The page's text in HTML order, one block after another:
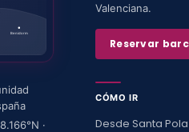
Benidorm
°N ·
Valenciana.
Reservar
CÓMO IR
Desde Santa Pola